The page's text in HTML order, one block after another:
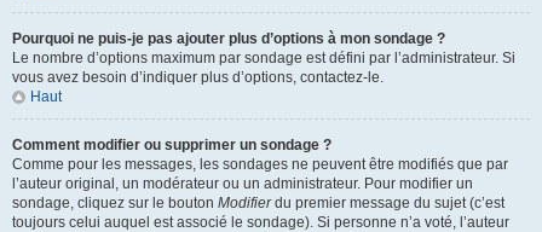
Pourquoi ne puis-je pas ajouter plus d’options à mon sondage ?
Le nombre d’options maximum par sondage est défini par l’administrateur. Si
vous avez besoin d’indiquer plus d’options, contactez-le.
Haut
Comment modifier ou supprimer un sondage ?
Comme pour les messages, les sondages ne peuvent être modifiés que par
l’auteur original, un modérateur ou un administrateur. Pour modifier un
sondage, cliquez sur le bouton Modifierdu premier message du sujet (c’est
toujours celui auquel est associé le sondage). Si personne n’a voté, l’auteur